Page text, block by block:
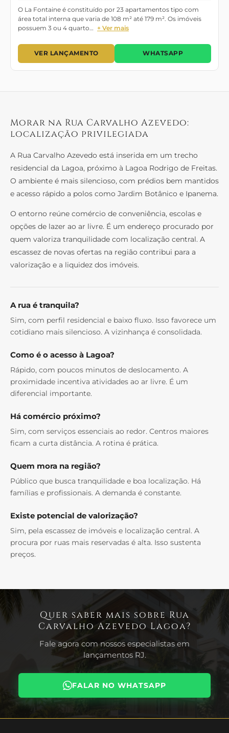
O La Fontaine é constituído por 23 apartamentos tipo com
área total interna que varia de 108 m² até 179 m². Os imóveis
possuem 3 ou 4 quarto… + Ver mais
VER LANÇAMENTO WHATSAPP
Morar na Rua Carvalho Azevedo:
localização privilegiada
A Rua Carvalho Azevedo está inserida em um trecho
residencial da Lagoa, próximo à Lagoa Rodrigo de Freitas.
O ambiente é mais silencioso, com prédios bem mantidos
e acesso rápido a polos como Jardim Botânico e Ipanema.
O entorno reúne comércio de conveniência, escolas e
opções de lazer ao ar livre. É um endereço procurado por
quem valoriza tranquilidade com localização central. A
escassez de novas ofertas na região contribui para a
valorização e a liquidez dos imóveis.
A rua é tranquila?
Sim, com perfil residencial e baixo fluxo. Isso favorece um
cotidiano mais silencioso. A vizinhança é consolidada.
Como é o acesso à Lagoa?
Rápido, com poucos minutos de deslocamento. A
proximidade incentiva atividades ao ar livre. É um
diferencial importante.
Há comércio próximo?
Sim, com serviços essenciais ao redor. Centros maiores
ficam a curta distância. A rotina é prática.
Quem mora na região?
Público que busca tranquilidade e boa localização. Há
famílias e profissionais. A demanda é constante.
Existe potencial de valorização?
Sim, pela escassez de imóveis e localização central. A
procura por ruas mais reservadas é alta. Isso sustenta
preços.
Quer saber mais sobre Rua
Carvalho Azevedo Lagoa?
Fale agora com nossos especialistas em
lançamentos RJ.
FALAR NO WHATSAPP